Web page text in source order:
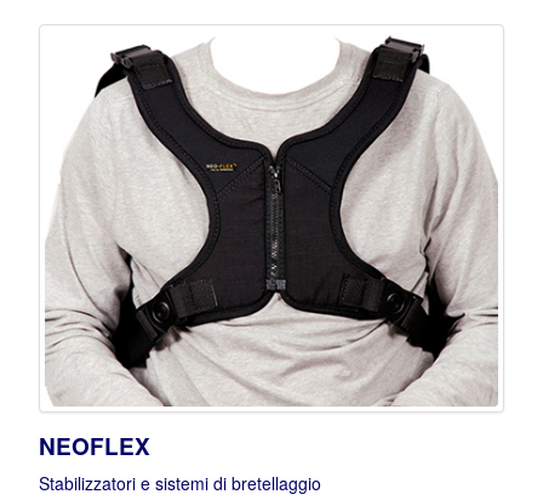
NEOFLEX
Stabilizzatori e sistemi di bretellaggio